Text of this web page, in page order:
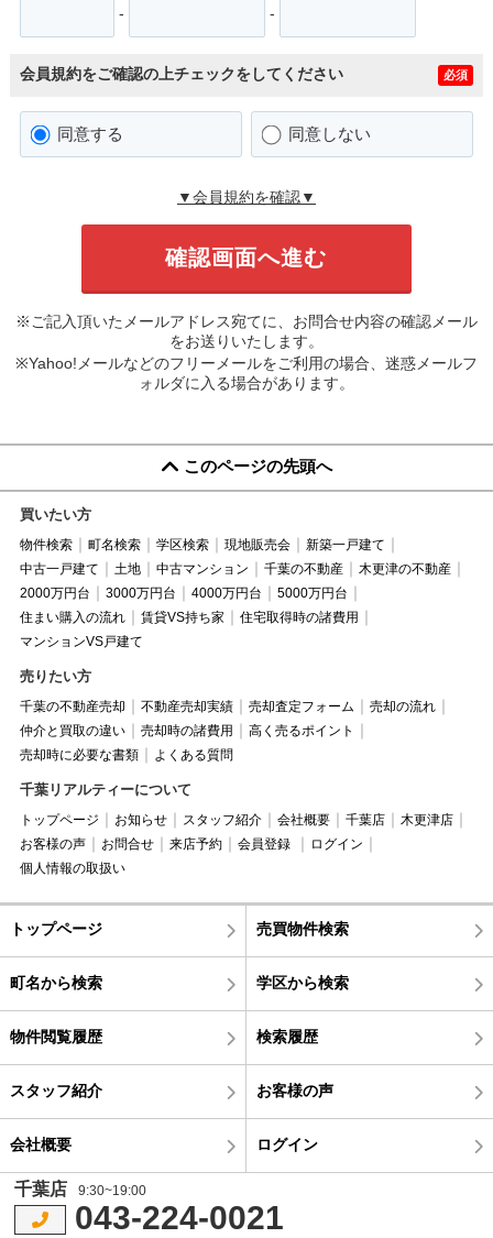
- -
会員規約をご確認の上チェックをしてください 必須
同意する 同意しない
▼会員規約を確認▼
※ご記入頂いたメールアドレス宛てに、お問合せ内容の確認メール
をお送りいたします。
※Yahoo!メールなどのフリーメールをご利用の場合、迷惑メールフ
ォルダに入る場合があります。
このページの先頭へ
買いたい方
物件検索 町名検索 学区検索 現地販売会
新築一戸建て
中古一戸建て
土地 中古マンション 千葉の不動産
木更津の不動産
2000万円台
3000万円台 4000万円台
5000万円台
住まい購入の流れ
賃貸VS持ち家
住宅取得時の諸費用
マンションVS戸建て
売りたい方
千葉の不動産売却 不動産売却実績 売却査定フォーム
売却の流れ
仲介と買取の違い
売却時の諸費用
高く売るポイント
売却時に必要な書類
よくある質問
千葉リアルティーについて
トップページ お知らせ スタッフ紹介 会社概要 千葉店
木更津店
お客様の声
お問合せ 来店予約 会員登録
ログイン
個人情報の取扱い
トップページ 売買物件検索
町名から検索 学区から検索
物件閲覧履歴 検索履歴
スタッフ紹介 お客様の声
会社概要 ログイン
千葉店 9:30~19:00
043-224-0021